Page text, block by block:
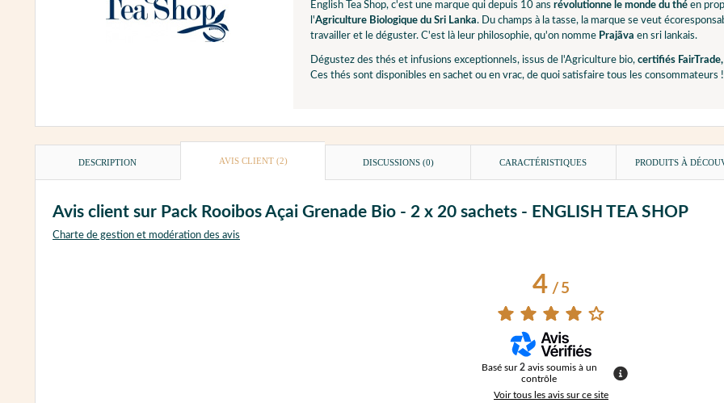
English Tea Shop, c'est une marque qui depuis 10 ans révolutionne le monde du thé en
l'Agriculture Biologique du Sri Lanka. Du champs à la tasse, la marque se veut
travailler et le déguster. C'est là leur philosophie, qu'on nomme Prajãva en sri lankais.
Dégustez des thés et infusions exceptionnels, issus de l'Agriculture bio, certifiés
Ces thés sont disponibles en sachet ou en vrac, de quoi satisfaire tous les consommateurs !
DESCRIPTION AVIS CLIENT (2) DISCUSSIONS (0) CARACTÉRISTIQUES PRODUITS À
Avis client sur Pack Rooibos Açai Grenade Bio - 2 x 20 sachets - ENGLISH TEA SHOP
Charte de gestion et modération des avis
4 / 5
Basé sur2 avis soumis à un
contrôle
Voir tous les avis sur ce site